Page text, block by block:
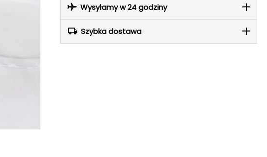
Wysyłamy w 24 godziny
Szybka dostawa